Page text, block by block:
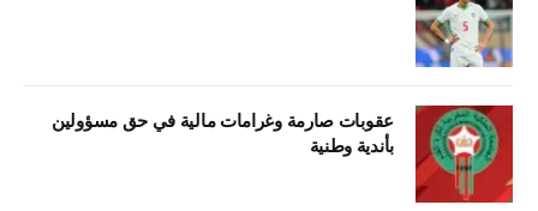
عقوبات صارمة وغرامات مالية في حق مسؤولين
بأندية وطنية